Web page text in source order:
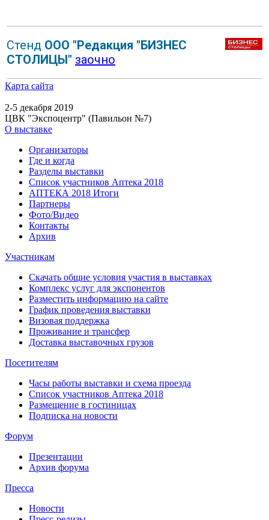
Стенд ООО "Редакция "БИЗНЕС
СТОЛИЦЫ" заочно
Карта сайта
2-5 декабря 2019
ЦВК "Экспоцентр" (Павильон №7)
О выставке
Организаторы
Где и когда
Разделы выставки
Список участников Аптека 2018
АПТЕКА 2018 Итоги
Партнеры
Фото/Видео
Контакты
Архив
Участникам
Скачать общие условия участия в выставках
Комплекс услуг для экспонентов
Разместить информацию на сайте
График проведения выставки
Визовая поддержка
Проживание и трансфер
Доставка выставочных грузов
Посетителям
Часы работы выставки и схема проезда
Список участников Аптека 2018
Размещение в гостиницах
Подписка на новости
Форум
Презентации
Архив форума
Пресса
Новости